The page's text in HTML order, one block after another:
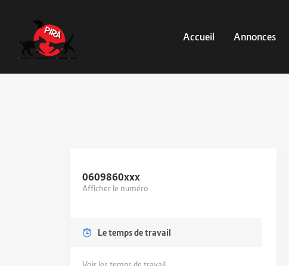
Accueil Annonces
0609860xxx
Afficher le numéro
Le temps de travail